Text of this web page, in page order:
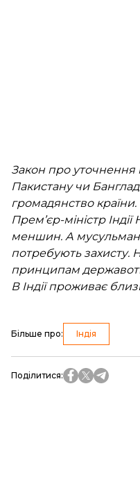
Закон про уточнення
Пакистану чи
громадянство
Прем’єр-міністр
меншин. А мусульман
потребують захисту.
принципам
В Індії проживає
Більше про: Індія
Поділитися: